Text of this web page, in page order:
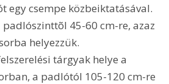
egy csempe közbeiktatásával.
45-60 cm-re, azaz
helyezzük.
tárgyak helye a
a padlótól 105-120 cm-re